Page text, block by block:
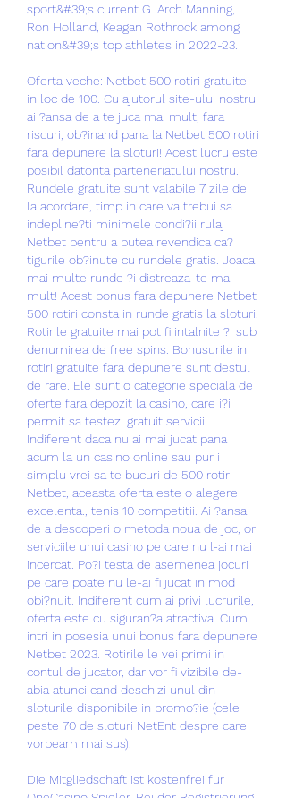
sport&#39;s current G. Arch Manning,
Ron Holland, Keagan Rothrock among
nation&#39;s top athletes in 2022-23.
Oferta veche: Netbet 500 rotiri gratuite
in loc de 100. Cu ajutorul site-ului nostru
ai ?ansa de a te juca mai mult, fara
riscuri, ob?inand pana la Netbet 500 rotiri
fara depunere la sloturi! Acest lucru este
posibil datorita parteneriatului nostru.
Rundele gratuite sunt valabile 7 zile de
la acordare, timp in care va trebui sa
indepline?ti minimele condi?ii rulaj
Netbet pentru a putea revendica ca?
tigurile ob?inute cu rundele gratis. Joaca
mai multe runde ?i distreaza-te mai
mult! Acest bonus fara depunere Netbet
500 rotiri consta in runde gratis la sloturi.
Rotirile gratuite mai pot fi intalnite ?i sub
denumirea de free spins. Bonusurile in
rotiri gratuite fara depunere sunt destul
de rare. Ele sunt o categorie speciala de
oferte fara depozit la casino, care i?i
permit sa testezi gratuit servicii.
Indiferent daca nu ai mai jucat pana
acum la un casino online sau pur i
simplu vrei sa te bucuri de 500 rotiri
Netbet, aceasta oferta este o alegere
excelenta., tenis 10 competitii. Ai ?ansa
de a descoperi o metoda noua de joc, ori
serviciile unui casino pe care nu l-ai mai
incercat. Po?i testa de asemenea jocuri
pe care poate nu le-ai fi jucat in mod
obi?nuit. Indiferent cum ai privi lucrurile,
oferta este cu siguran?a atractiva. Cum
intri in posesia unui bonus fara depunere
Netbet 2023. Rotirile le vei primi in
contul de jucator, dar vor fi vizibile de-
abia atunci cand deschizi unul din
sloturile disponibile in promo?ie (cele
peste 70 de sloturi NetEnt despre care
vorbeam mai sus).
Die Mitgliedschaft ist kostenfrei fur